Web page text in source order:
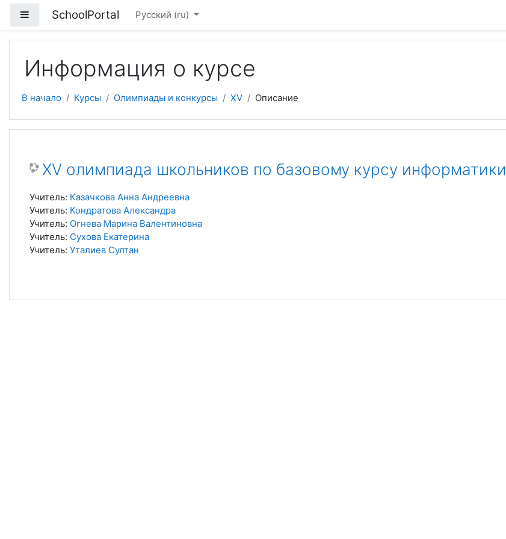
Боковая панель
SchoolPortal Русский ‎(ru)‎
Информация о курсе
В начало Курсы Олимпиады и конкурсы XV Описание
XV олимпиада школьников по базовому курсу информатики
Учитель: Казачкова Анна Андреевна
Учитель: Кондратова Александра
Учитель: Огнева Марина Валентиновна
Учитель: Сухова Екатерина
Учитель: Уталиев Султан